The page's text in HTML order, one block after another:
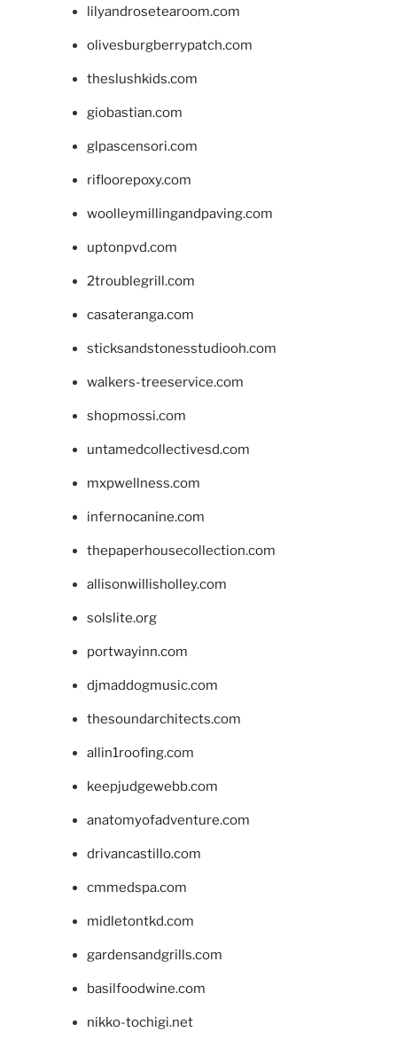
lilyandrosetearoom.com
olivesburgberrypatch.com
theslushkids.com
giobastian.com
glpascensori.com
rifloorepoxy.com
woolleymillingandpaving.com
uptonpvd.com
2troublegrill.com
casateranga.com
sticksandstonesstudiooh.com
walkers-treeservice.com
shopmossi.com
untamedcollectivesd.com
mxpwellness.com
infernocanine.com
thepaperhousecollection.com
allisonwillisholley.com
solslite.org
portwayinn.com
djmaddogmusic.com
thesoundarchitects.com
allin1roofing.com
keepjudgewebb.com
anatomyofadventure.com
drivancastillo.com
cmmedspa.com
midletontkd.com
gardensandgrills.com
basilfoodwine.com
nikko-tochigi.net